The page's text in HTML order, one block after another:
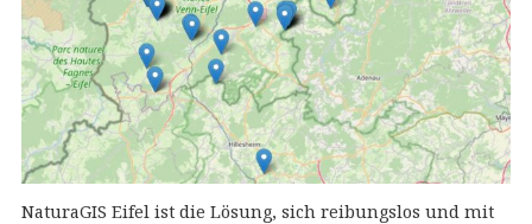
NaturaGIS Eifel ist die Lösung, sich reibungslos und mit